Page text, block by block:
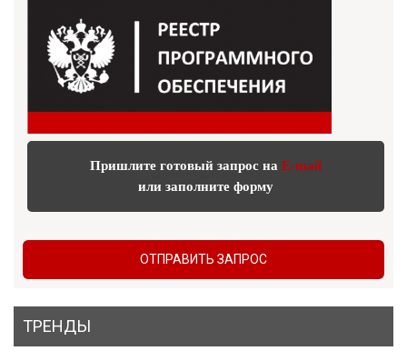
Пришлите готовый запрос на E-mail
или заполните форму
ОТПРАВИТЬ ЗАПРОС
ТРЕНДЫ